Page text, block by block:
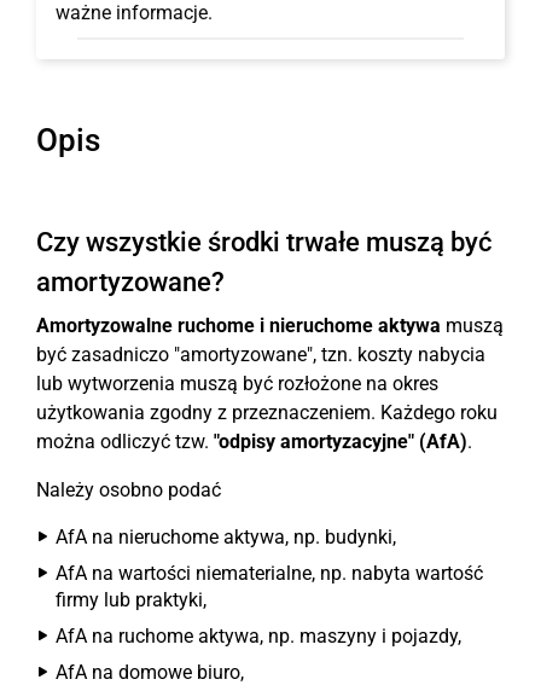
ważne informacje.
Opis
Czy wszystkie środki trwałe muszą być
amortyzowane?
Amortyzowalne ruchome i nieruchome aktywa muszą
być zasadniczo "amortyzowane", tzn. koszty nabycia
lub wytworzenia muszą być rozłożone na okres
użytkowania zgodny z przeznaczeniem. Każdego roku
można odliczyć tzw. "odpisy amortyzacyjne" (AfA).
Należy osobno podać
AfA na nieruchome aktywa, np. budynki,
AfA na wartości niematerialne, np. nabyta wartość
firmy lub praktyki,
AfA na ruchome aktywa, np. maszyny i pojazdy,
AfA na domowe biuro,